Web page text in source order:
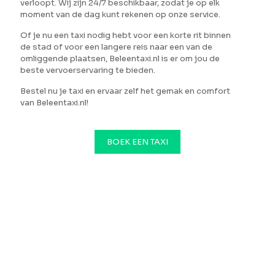
verloopt. Wij zijn 24/7 beschikbaar, zodat je op elk
moment van de dag kunt rekenen op onze service.
Of je nu een taxi nodig hebt voor een korte rit binnen
de stad of voor een langere reis naar een van de
omliggende plaatsen, Beleentaxi.nl is er om jou de
beste vervoerservaring te bieden.
Bestel nu je taxi en ervaar zelf het gemak en comfort
van Beleentaxi.nl!
BOEK EEN TAXI